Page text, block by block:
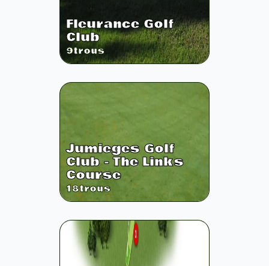
Fleurance Golf
Club
9trous
Jumieges Golf
Club - The Links
Course
18trous